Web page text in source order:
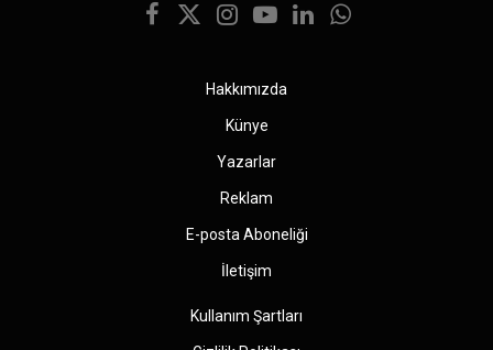
Facebook
X
Instagram
YouTubeLinkedInWhatsApp
Hakkımızda
Künye
Yazarlar
Reklam
E-posta Aboneliği
İletişim
Kullanım Şartları